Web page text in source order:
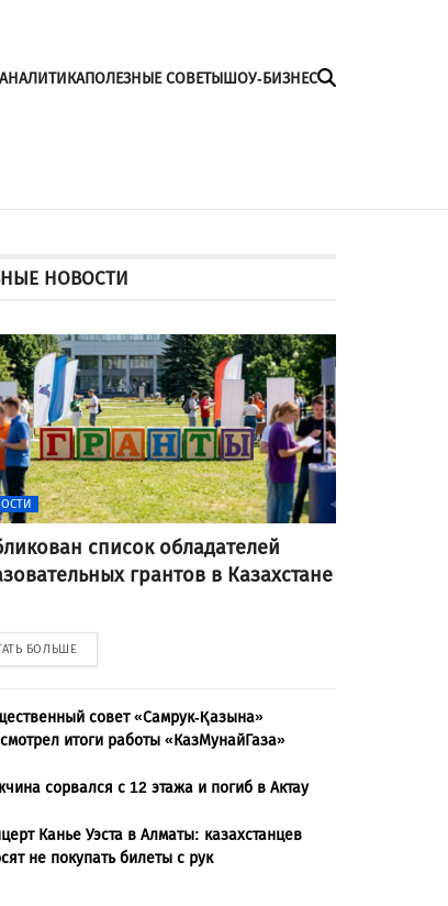
АНАЛИТИКАПОЛЕЗНЫЕ СОВЕТЫШОУ-БИЗНЕС
НОВОСТИ
список обладателей
грантов в Казахстане
БОЛЬШЕ
совет «Самрук-Қазына»
итоги работы «КазМунайГаза»
сорвался с 12 этажа и погиб в Актау
Канье Уэста в Алматы: казахстанцев
не покупать билеты с рук